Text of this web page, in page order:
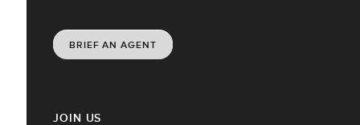
JOIN US
BRIEF AN AGENT